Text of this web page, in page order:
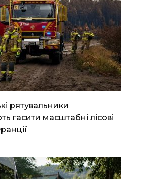
рятувальники
гасити масштабні лісові